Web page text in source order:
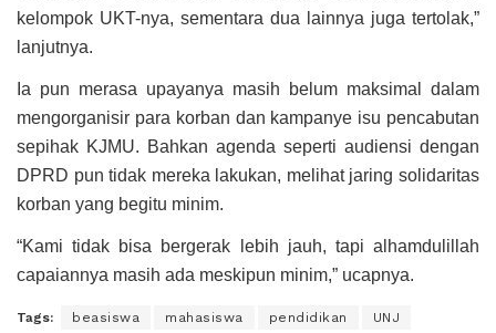
kelompok UKT-nya, sementara dua lainnya juga tertolak,”
lanjutnya.
Ia pun merasa upayanya masih belum maksimal dalam
mengorganisir para korban dan kampanye isu pencabutan
sepihak KJMU. Bahkan agenda seperti audiensi dengan
DPRD pun tidak mereka lakukan, melihat jaring solidaritas
korban yang begitu minim.
“Kami tidak bisa bergerak lebih jauh, tapi alhamdulillah
capaiannya masih ada meskipun minim,” ucapnya.
Tags: beasiswa mahasiswa pendidikan UNJ